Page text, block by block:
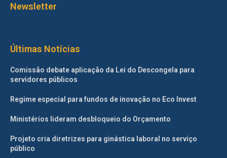
Newsletter
Últimas Notícias
Comissão debate aplicação da Lei do Descongela para
servidores públicos
Regime especial para fundos de inovação no Eco Invest
Ministérios lideram desbloqueio do Orçamento
Projeto cria diretrizes para ginástica laboral no serviço
público